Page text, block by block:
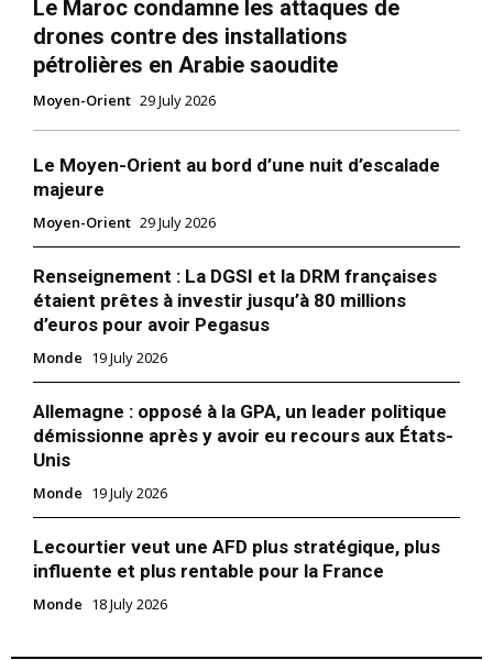
Le Maroc condamne les attaques de
drones contre des installations
pétrolières en Arabie saoudite
Moyen-Orient 29 July 2026
Le Moyen-Orient au bord d’une nuit d’escalade
majeure
Moyen-Orient 29 July 2026
Renseignement : La DGSI et la DRM françaises
étaient prêtes à investir jusqu’à 80 millions
d’euros pour avoir Pegasus
Monde 19 July 2026
Allemagne : opposé à la GPA, un leader politique
démissionne après y avoir eu recours aux États-
Unis
Monde 19 July 2026
Lecourtier veut une AFD plus stratégique, plus
influente et plus rentable pour la France
Monde 18 July 2026